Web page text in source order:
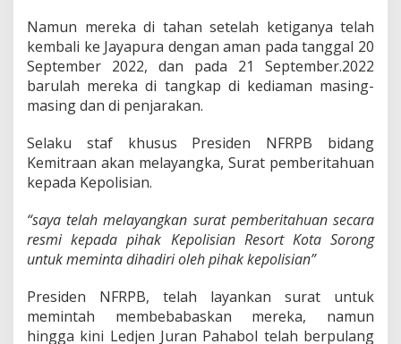
Namun mereka di tahan setelah ketiganya telah
kembali ke Jayapura dengan aman pada tanggal 20
September 2022, dan pada 21 September.2022
barulah mereka di tangkap di kediaman masing-
masing dan di penjarakan.
Selaku staf khusus Presiden NFRPB bidang
Kemitraan akan melayangka, Surat pemberitahuan
kepada Kepolisian.
“saya telah melayangkan surat pemberitahuan secara
resmi kepada pihak Kepolisian Resort Kota Sorong
untuk meminta dihadiri oleh pihak kepolisian”
Presiden NFRPB, telah layankan surat untuk
memintah membebabaskan mereka, namun
hingga kini Ledjen Juran Pahabol telah berpulang